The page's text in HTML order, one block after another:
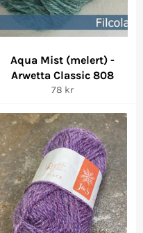
Aqua Mist (melert) -
Arwetta Classic 808
Vanlig
78 kr